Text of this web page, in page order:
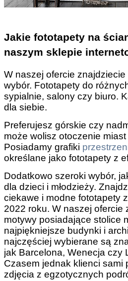
Jakie fototapety na
naszym sklepie
W naszej ofercie
wybór. Fototapety do
sypialnie, salony czy biuro.
dla siebie.
Preferujesz górskie czy
może wolisz otoczenie
Posiadamy grafiki
określane jako fototapety z
Dodatkowo szeroki wybór,
dla dzieci i młodzieży.
ciekawe i modne fototapety
2022 roku. W naszej ofercie
motywy posiadające stolice
najpiękniejsze budynki i
najczęściej wybierane są
jak Barcelona, Wenecja czy
Czasem jednak klienci sami
zdjęcia z egzotycznych